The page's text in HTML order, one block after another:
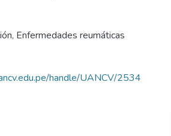
, Enfermedades reumáticas
handle/UANCV/2534